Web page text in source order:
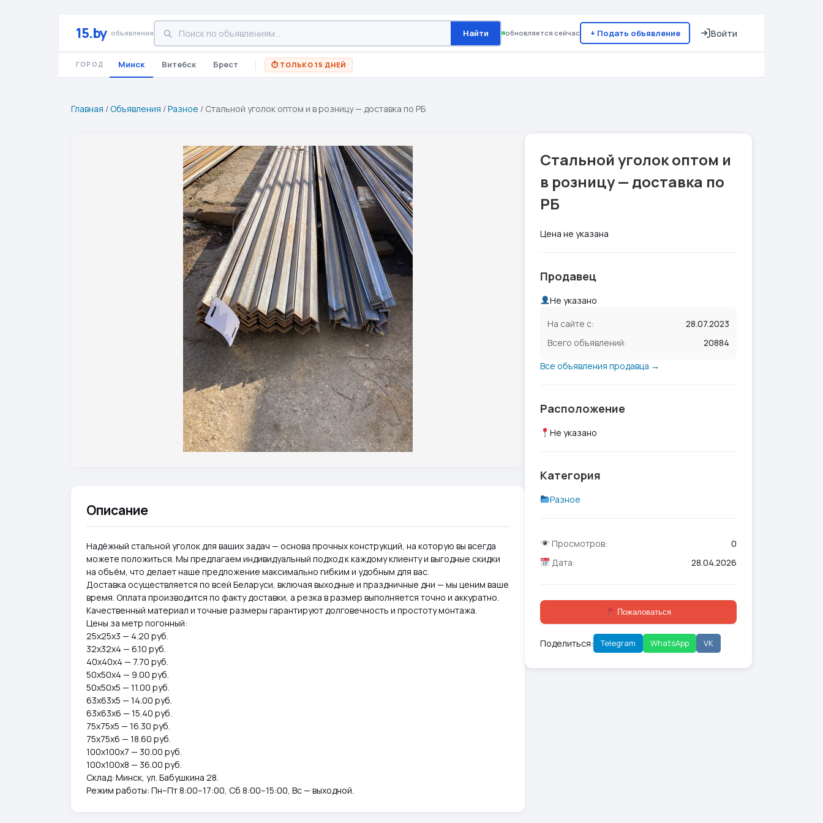
15.by объявления Найти обновляется сейчас + Подать объявление Войти
ГОРОД Минск Витебск Брест ⏱ ТОЛЬКО 15 ДНЕЙ
Главная /Объявления /Разное / Стальной уголок оптом и в розницу — доставка по РБ
Описание
Надёжный стальной уголок для ваших задач — основа прочных конструкций, на которую вы всегда
можете положиться. Мы предлагаем индивидуальный подход к каждому клиенту и выгодные скидки
на объём, что делает наше предложение максимально гибким и удобным для вас.
Доставка осуществляется по всей Беларуси, включая выходные и праздничные дни — мы ценим ваше
время. Оплата производится по факту доставки, а резка в размер выполняется точно и аккуратно.
Качественный материал и точные размеры гарантируют долговечность и простоту монтажа.
Цены за метр погонный:
25х25х3 — 4.20 руб.
32х32х4 — 6.10 руб.
40х40х4 — 7.70 руб.
50х50х4 — 9.00 руб.
50х50х5 — 11.00 руб.
63х63х5 — 14.00 руб.
63х63х6 — 15.40 руб.
75х75х5 — 16.30 руб.
75х75х6 — 18.60 руб.
100х100х7 — 30.00 руб.
100х100х8 — 36.00 руб.
Склад: Минск, ул. Бабушкина 28.
Режим работы: Пн–Пт 8:00–17:00, Сб 8:00–15:00, Вс — выходной.
Стальной уголок оптом и
в розницу — доставка по
РБ
Цена не указана
Продавец
Не указано
На сайте с:
28.07.2023
Всего объявлений:
20884
Все объявления продавца →
Расположение
Не указано
Категория
Разное
Просмотров:
0
Дата:
28.04.2026
Пожаловаться
Поделиться: Telegram WhatsApp VK